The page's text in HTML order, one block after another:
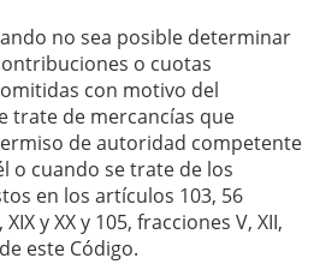
no sea posible determinar
o cuotas
con motivo del
trate de mercancías que
de autoridad competente
o cuando se trate de los
en los artículos 103, 56
y XX y 105, fracciones V, XII,
de este Código.